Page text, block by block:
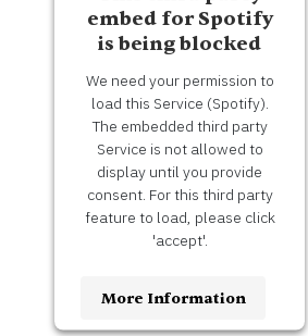
embed for Spotify
is being blocked
We need your permission to
load this Service (Spotify).
The embedded third party
Service is not allowed to
display until you provide
consent. For this third party
feature to load, please click
'accept'.
More Information